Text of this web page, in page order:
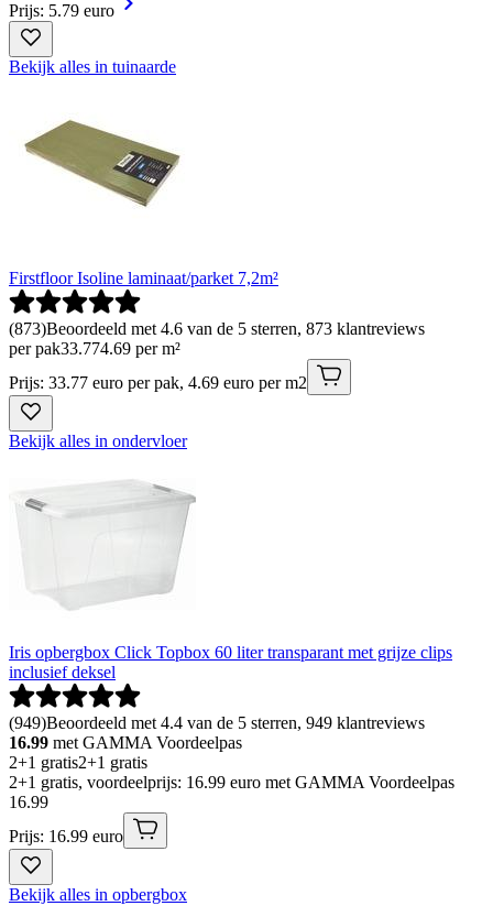
Prijs: 5.79 euro
Bekijk alles in tuinaarde
Firstfloor Isoline laminaat/parket 7,2m²
(873)Beoordeeld met 4.6 van de 5 sterren, 873 klantreviews
per pak33.774.69 per m²
Prijs: 33.77 euro per pak, 4.69 euro per m2
Bekijk alles in ondervloer
Iris opbergbox Click Topbox 60 liter transparant met grijze clips
inclusief deksel
(949)Beoordeeld met 4.4 van de 5 sterren, 949 klantreviews
16.99 met GAMMA Voordeelpas
2+1 gratis2+1 gratis
2+1 gratis, voordeelprijs: 16.99 euro met GAMMA Voordeelpas
16.99
Prijs: 16.99 euro
Bekijk alles in opbergbox